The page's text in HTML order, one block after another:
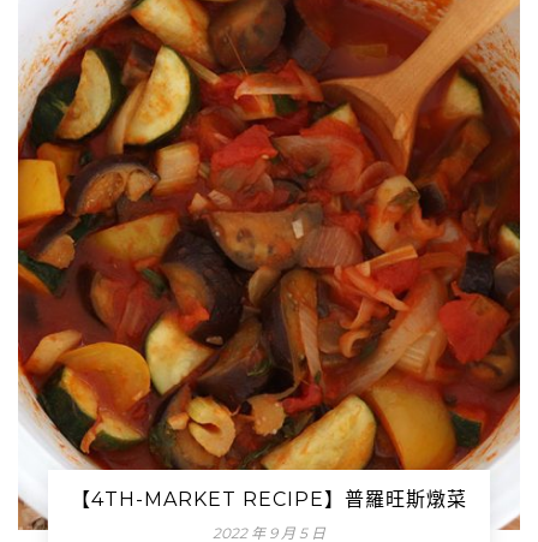
【4TH-MARKET RECIPE】普羅旺斯燉菜
2022 年 9 月 5 日